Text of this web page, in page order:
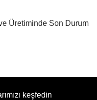
Üretiminde Son Durum
keşfedin